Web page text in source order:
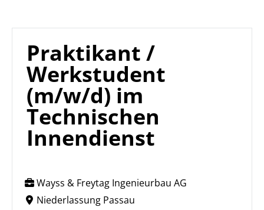
Praktikant /
Werkstudent
(m/w/d) im
Technischen
Innendienst
Wayss & Freytag Ingenieurbau AG
Niederlassung Passau